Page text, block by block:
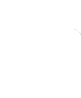
sengetøj, dundyner,